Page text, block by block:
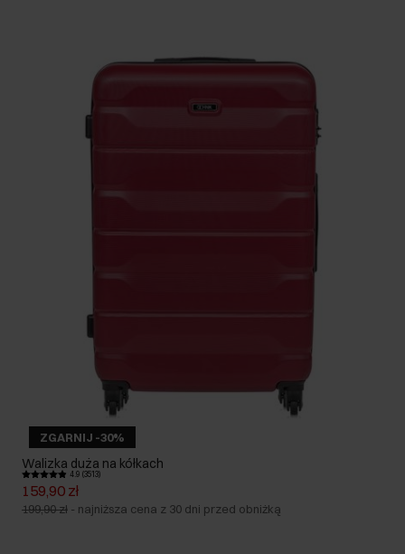
ZGARNIJ -30%
Walizka duża na kółkach
4.9 (3513)
159,90 zł
199,90 zł - najniższa cena z 30 dni przed obniżką